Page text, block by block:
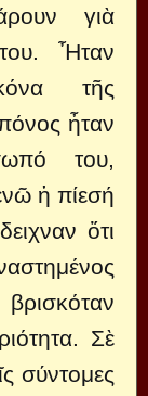
γιὰ
Ἦταν
τῆς
ἦταν
του,
ἡ πίεσή
ὅτι
Σὲ
σύντομες